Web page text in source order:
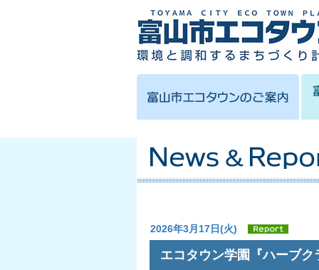
2026年3月17日(火)
エコタウン学園『ハーブ